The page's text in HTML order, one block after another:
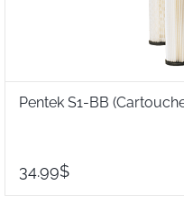
Pentek S1-BB
34.99$